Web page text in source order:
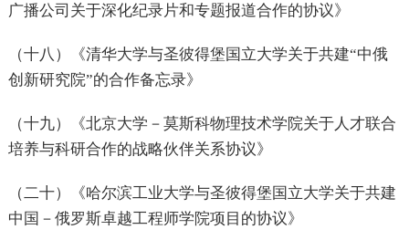
广播公司关于深化纪录片和专题报道合作的协议》
（十八）《清华大学与圣彼得堡国立大学关于共建“中俄
创新研究院”的合作备忘录》
（十九）《北京大学－莫斯科物理技术学院关于人才联合
培养与科研合作的战略伙伴关系协议》
（二十）《哈尔滨工业大学与圣彼得堡国立大学关于共建
中国－俄罗斯卓越工程师学院项目的协议》